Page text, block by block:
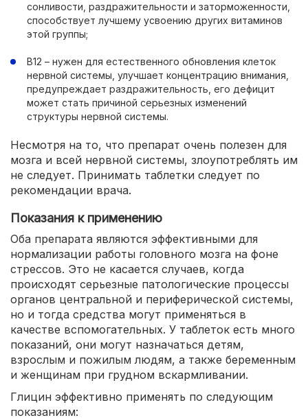
сонливости, раздражительности и заторможенности,
способствует лучшему усвоению других витаминов
этой группы;
В12 – нужен для естественного обновления клеток
нервной системы, улучшает концентрацию внимания,
предупреждает раздражительность, его дефицит
может стать причиной серьезных изменений
структуры нервной системы.
Несмотря на то, что препарат очень полезен для
мозга и всей нервной системы, злоупотреблять им
не следует. Принимать таблетки следует по
рекомендации врача.
Показания к применению
Оба препарата являются эффективными для
нормализации работы головного мозга на фоне
стрессов. Это не касается случаев, когда
происходят серьезные патологические процессы
органов центральной и периферической системы,
но и тогда средства могут применяться в
качестве вспомогательных. У таблеток есть много
показаний, они могут назначаться детям,
взрослым и пожилым людям, а также беременным
и женщинам при грудном вскармливании.
Глицин эффективно применять по следующим
показаниям: